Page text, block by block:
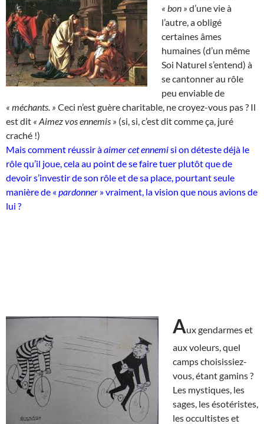
« bon » d’une vie à
l’autre, a obligé
certaines âmes
humaines (d’un même
Soi Naturel s’entend) à
se cantonner au rôle
peu enviable de
« méchants. » Ceci n’est guère charitable, ne croyez-vous pas ? Il
est dit « Aimez vos ennemis » (si, si, c’est dit comme ça, juré
craché !)
Mais comment réussir àaimer cet ennemisi on déteste déjà le
rôle qu’il joue, cela au point de se faire tuer plutôt que de
devoir s’investir de son rôle et de sa place, pourtant seule
manière de « pardonner » vraiment, la vision que nous avions de
lui ?
Aux gendarmes et
aux voleurs, quel
camps choisissiez-
vous, étant gamins ?
Les mystiques, les
sages, les ésotéristes,
les occultistes et